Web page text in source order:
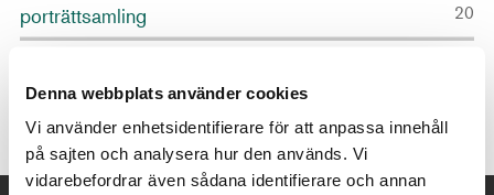
Denna webbplats använder cookies
Vi använder enhetsidentifierare för att anpassa innehåll
på sajten och analysera hur den används. Vi
vidarebefordrar även sådana identifierare och annan
porträttsamling
20
Sjöström